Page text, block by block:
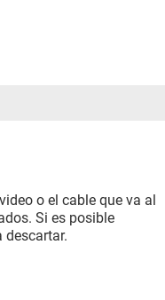
o el cable que va al
Si es posible
descartar.